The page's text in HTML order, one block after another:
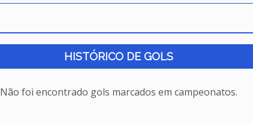
HISTÓRICO DE GOLS
Não foi encontrado gols marcados em campeonatos.